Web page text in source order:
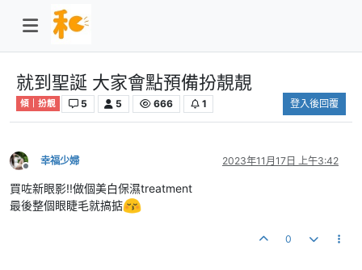
就到聖誕 大家會點預備扮靚靚
傾｜扮靚 5 5 666 1 登入後回覆
離線
幸福少婦 2023年11月17日 上午3:42
買咗新眼影!!做個美白保濕treatment
最後整個眼睫毛就搞掂
0